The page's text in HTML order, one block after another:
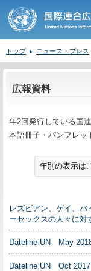
トップ ニュース・プレス
広報資料
年2回発行している国
本語冊子・パンフレッ
レズビアン、ゲイ、バ
ーセックスの人々に
Dateline UN May
Dateline UN Oct 2017